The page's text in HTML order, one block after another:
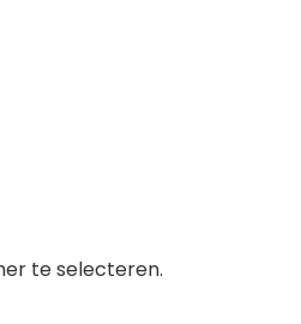
te selecteren.